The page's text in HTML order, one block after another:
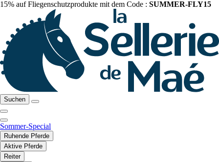
15% auf Fliegenschutzprodukte mit dem Code : SUMMER-FLY15
Suchen
Sommer-Special
Ruhende Pferde
Aktive Pferde
Reiter